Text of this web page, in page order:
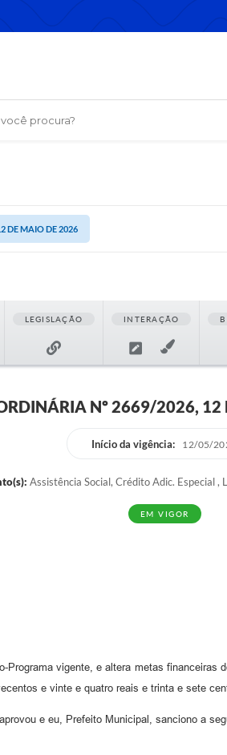
procura?
DE MAIO DE 2026
LEGISLAÇÃO INTERAÇÃO
Nº 2669/2026, 12
Início da vigência: 12/05/
Assistência Social, Crédito Adic. Especial ,
EM VIGOR
vigente, e altera metas
e vinte e quatro reais e trinta e sete
e eu, Prefeito Municipal, sanciono a